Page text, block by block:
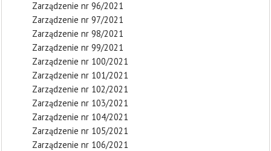
Zarządzenie nr 96/2021
Zarządzenie nr 97/2021
Zarządzenie nr 98/2021
Zarządzenie nr 99/2021
Zarządzenie nr 100/2021
Zarządzenie nr 101/2021
Zarządzenie nr 102/2021
Zarządzenie nr 103/2021
Zarządzenie nr 104/2021
Zarządzenie nr 105/2021
Zarządzenie nr 106/2021